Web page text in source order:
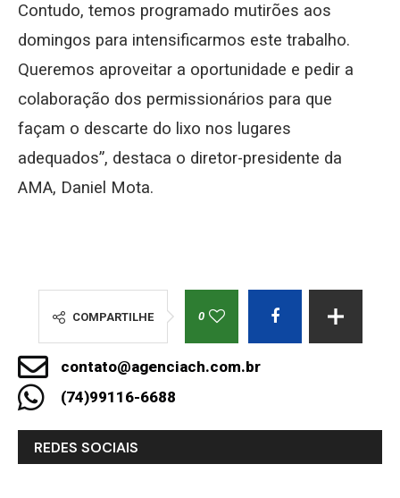
Contudo, temos programado mutirões aos
domingos para intensificarmos este trabalho.
Queremos aproveitar a oportunidade e pedir a
colaboração dos permissionários para que
façam o descarte do lixo nos lugares
adequados”, destaca o diretor-presidente da
AMA, Daniel Mota.
COMPARTILHE 0
contato@agenciach.com.br
(74)99116-6688
REDES SOCIAIS